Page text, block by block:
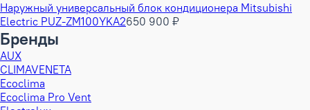
Наружный универсальный блок кондиционера Mitsubishi
Electric PUZ-ZM100YKA2650 900 ₽
Бренды
AUX
CLIMAVENETA
Ecoclima
Ecoclima Pro Vent